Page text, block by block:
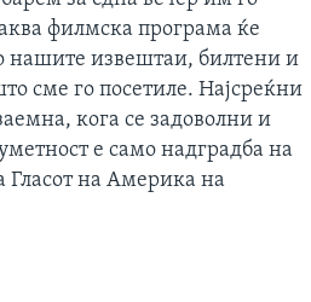
филмска програма ќе
нашите извештаи, билтени и
сме го посетиле. Најсреќни
кога се задоволни и
е само надградба на
Гласот на Америка на